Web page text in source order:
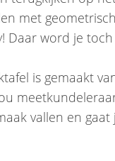
met
Daar word je
is gemaakt
vallen en gaat